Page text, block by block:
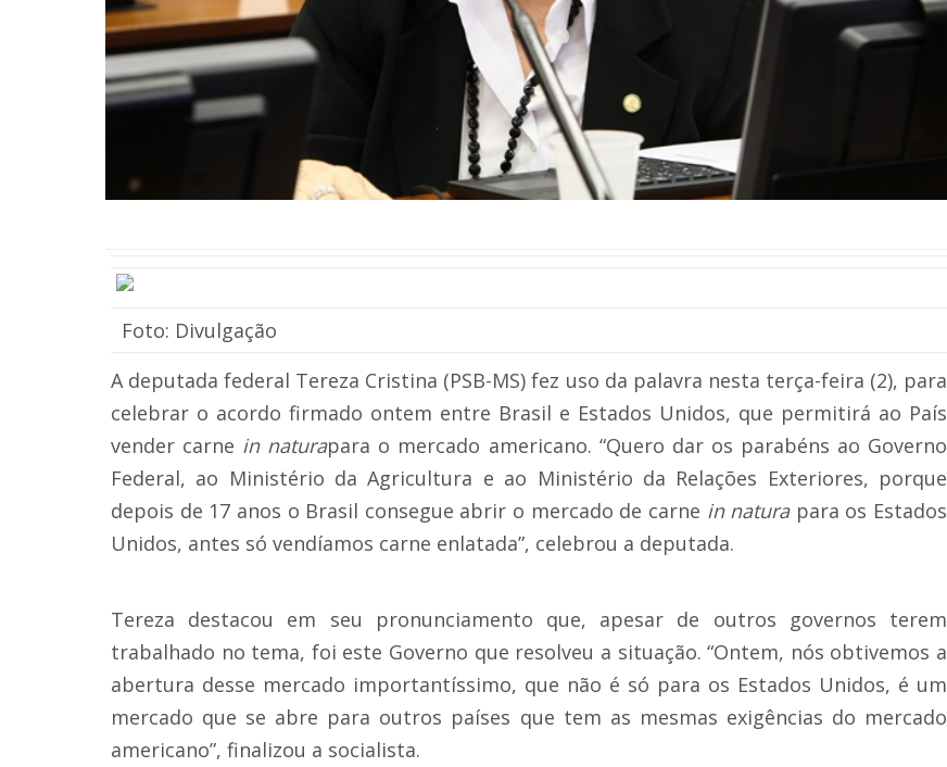
Foto: Divulgação
A deputada federal Tereza Cristina (PSB-MS) fez uso da palavra nesta terça-feira (2), para
celebrar o acordo firmado ontem entre Brasil e Estados Unidos, que permitirá ao País
vender carne in naturapara o mercado americano. “Quero dar os parabéns ao Governo
Federal, ao Ministério da Agricultura e ao Ministério da Relações Exteriores, porque
depois de 17 anos o Brasil consegue abrir o mercado de carne in naturapara os Estados
Unidos, antes só vendíamos carne enlatada”, celebrou a deputada.
Tereza destacou em seu pronunciamento que, apesar de outros governos terem
trabalhado no tema, foi este Governo que resolveu a situação. “Ontem, nós obtivemos a
abertura desse mercado importantíssimo, que não é só para os Estados Unidos, é um
mercado que se abre para outros países que tem as mesmas exigências do mercado
americano”, finalizou a socialista.